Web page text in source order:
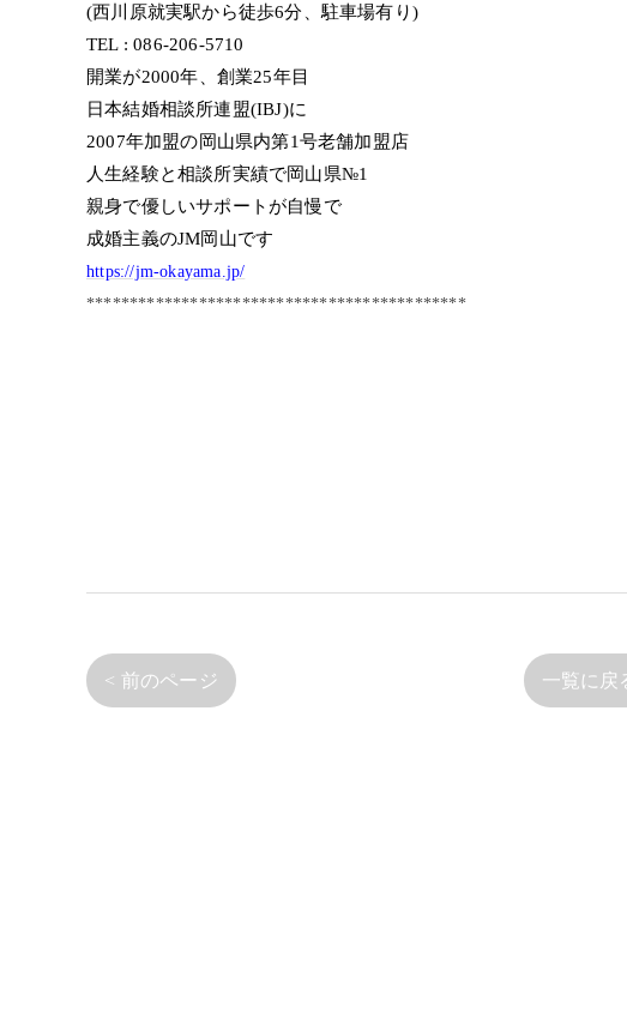
(西川原就実駅から徒歩6分、駐車場有り)
TEL : 086-206-5710
開業が2000年、創業25年目
日本結婚相談所連盟(IBJ)に
2007年加盟の岡山県内第1号老舗加盟店
人生経験と相談所実績で岡山県№1
親身で優しいサポートが自慢で
成婚主義のJM岡山です
https://jm-okayama.jp/
********************************************
< 前のページ 一覧に戻